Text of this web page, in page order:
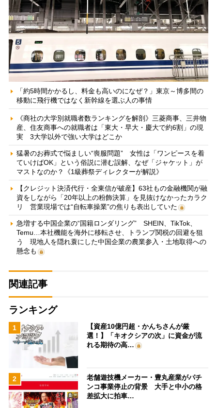
「約5時間かかるし、料金も高いのになぜ？」東京～博多間の
移動に飛行機ではなく新幹線を選ぶ人の事情
《商社の大学別就職者数ランキングを解剖》三菱商事、三井物
産、住友商事への就職者は「東大・早大・慶大で約6割」の現
実 3大学以外で強い大学はどこか
猛暑のお葬式で悩ましい“喪服問題” 女性は「ワンピースを着
ていけばOK」という俗説に潜む誤解、なぜ「ジャケット」が
マストなのか？《1級葬祭ディレクターが解説》
【クレジット決済代行・全東信が破産】63社もの金融機関が融
資をしながら「20年以上の粉飾決算」を見抜けなかったカラク
リ 営業現場では“自転車操業”の焦りも表出していた
急増する中国企業の“国籍ロンダリング” SHEIN、TikTok、
Temu…本社機能を海外に移転させ、トランプ関税の回避を狙
う 現地人を隠れ蓑にした中国企業の農業参入・土地取得への
懸念も
関連記事
ランキング
1
【資産10億円超・かんちさんが厳
選！】「キオクシアの次」に資金が流
れる期待の高…
2
老舗遊技機メーカー・豊丸産業がパチ
ンコ事業停止の背景 大手と中小の格
差拡大に拍車…